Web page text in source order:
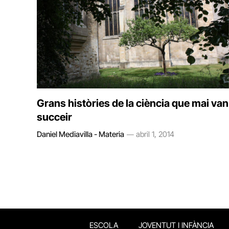
Grans històries de la ciència que mai van
succeir
Daniel Mediavilla - Materia abril 1, 2014
ESCOLA JOVENTUT I INFÀNCIA